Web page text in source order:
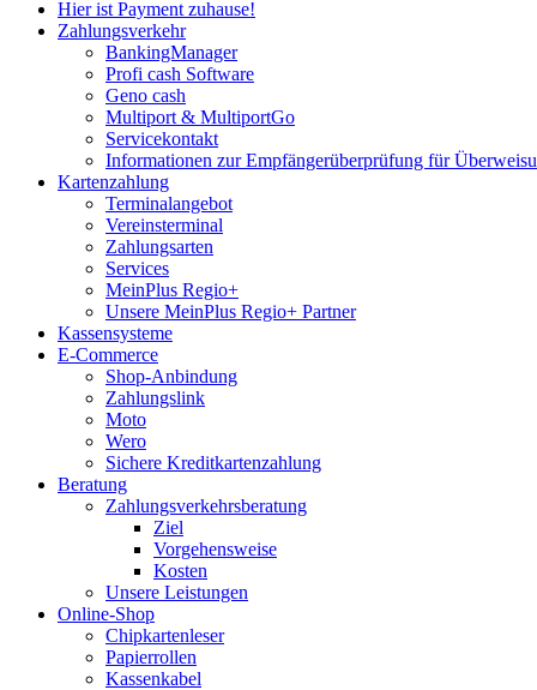
Hier ist Payment zuhause!
Zahlungsverkehr
BankingManager
Profi cash Software
Geno cash
Multiport & MultiportGo
Servicekontakt
Informationen zur Empfängerüberprüfung für
Kartenzahlung
Terminalangebot
Vereinsterminal
Zahlungsarten
Services
MeinPlus Regio+
Unsere MeinPlus Regio+ Partner
Kassensysteme
E-Commerce
Shop-Anbindung
Zahlungslink
Moto
Wero
Sichere Kreditkartenzahlung
Beratung
Zahlungsverkehrsberatung
Ziel
Vorgehensweise
Kosten
Unsere Leistungen
Online-Shop
Chipkartenleser
Papierrollen
Kassenkabel